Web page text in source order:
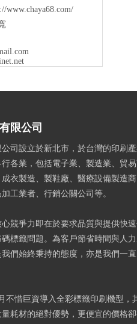
www.chaya68.com/
限公司
司設立於新北市，於台灣的印刷
各業，包括電子業、製造業、貿
衣製造、製鞋廠、醫療設備製造商
工業者、行銷公關公司等。
競爭力即在於要求品質與提供快
標籤問題。為客戶節省時間與人
們始終秉持的態度，亦是我們一直
不惜巨資導入全彩標籤印刷機型，
耗材的絕對優勢，更便宜的價格卻